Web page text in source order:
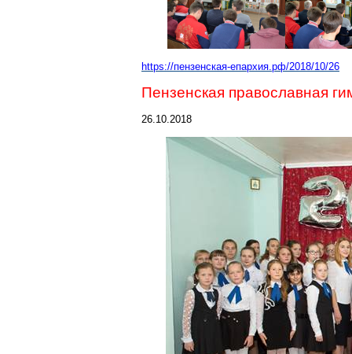
https://пензенская-епархия.рф/2018/10/26
Пензенская православная
26.10.2018